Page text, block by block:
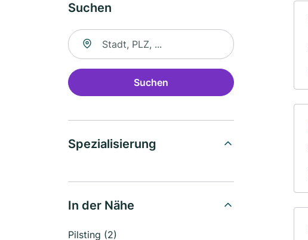
Suchen
Suche nach Ort
Suchen
Spezialisierung
In der Nähe
Pilsting (2)